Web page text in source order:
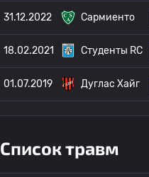
31.12.2022 Сармиенто
18.02.2021 Студенты RC
01.07.2019 Дуглас Хайг
Список травм